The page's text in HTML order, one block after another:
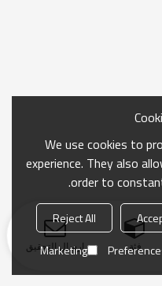
فئة ارسال التحقيق
We use cookies to
experience. They also
order to
Reject All
Marketing